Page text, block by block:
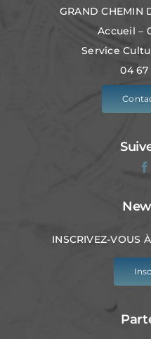
GRAND CHEMIN
Accueil –
Service
04 67
INSCRIVEZ-VOUS